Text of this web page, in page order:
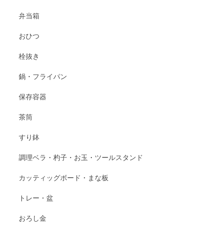
弁当箱
おひつ
栓抜き
鍋・フライパン
保存容器
茶筒
すり鉢
調理ベラ・杓子・お玉・ツールスタンド
カッティッグボード・まな板
トレー・盆
おろし金